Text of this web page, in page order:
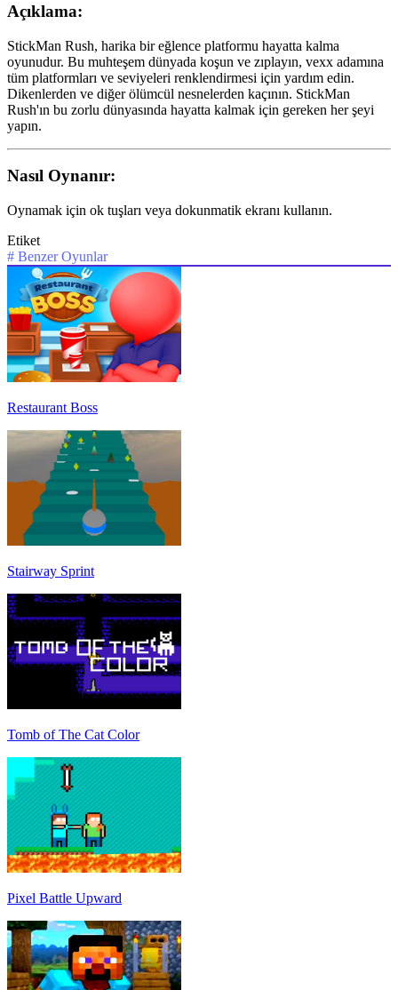
Açıklama:
StickMan Rush, harika bir eğlence platformu hayatta kalma
oyunudur. Bu muhteşem dünyada koşun ve zıplayın, vexx adamına
tüm platformları ve seviyeleri renklendirmesi için yardım edin.
Dikenlerden ve diğer ölümcül nesnelerden kaçının. StickMan
Rush'ın bu zorlu dünyasında hayatta kalmak için gereken her şeyi
yapın.
Nasıl Oynanır:
Oynamak için ok tuşları veya dokunmatik ekranı kullanın.
Etiket
# Benzer Oyunlar
Restaurant Boss
Stairway Sprint
Tomb of The Cat Color
Pixel Battle Upward